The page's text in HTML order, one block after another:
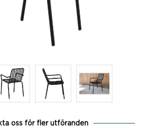
oss för fler utföranden